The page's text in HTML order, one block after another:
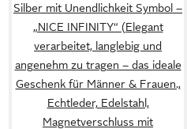
Silber mit Unendlichkeit Symbol –
„NICE INFINITY“ (Elegant
verarbeitet, langlebig und
angenehm zu tragen – das ideale
Geschenk für Männer & Frauen.,
Echtleder, Edelstahl,
Magnetverschluss mit